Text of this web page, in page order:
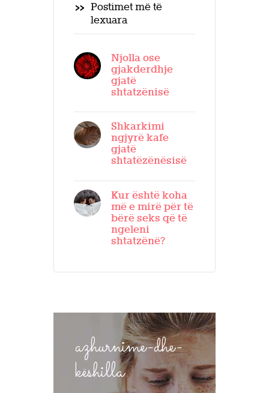
Postimet më të
lexuara
Njolla ose
gjakderdhje
gjatë
shtatzënisë
Shkarkimi
ngjyrë kafe
gjatë
shtatëzënësisë
Kur është koha
më e mirë për të
bërë seks që të
ngeleni
shtatzënë?
azhurnime-dhe-
këshilla